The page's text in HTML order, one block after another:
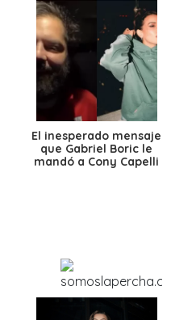
El inesperado mensaje
que Gabriel Boric le
mandó a Cony Capelli